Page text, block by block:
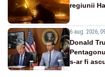
regiunii
6 aug. 2026,
Donald
s-ar fi